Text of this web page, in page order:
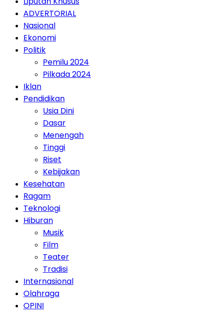
ADVERTORIAL
Nasional
Ekonomi
Politik
Pemilu 2024
Pilkada 2024
Iklan
Pendidikan
Usia Dini
Dasar
Menengah
Tinggi
Riset
Kebijakan
Kesehatan
Ragam
Teknologi
Hiburan
Musik
Film
Teater
Tradisi
Internasional
Olahraga
OPINI